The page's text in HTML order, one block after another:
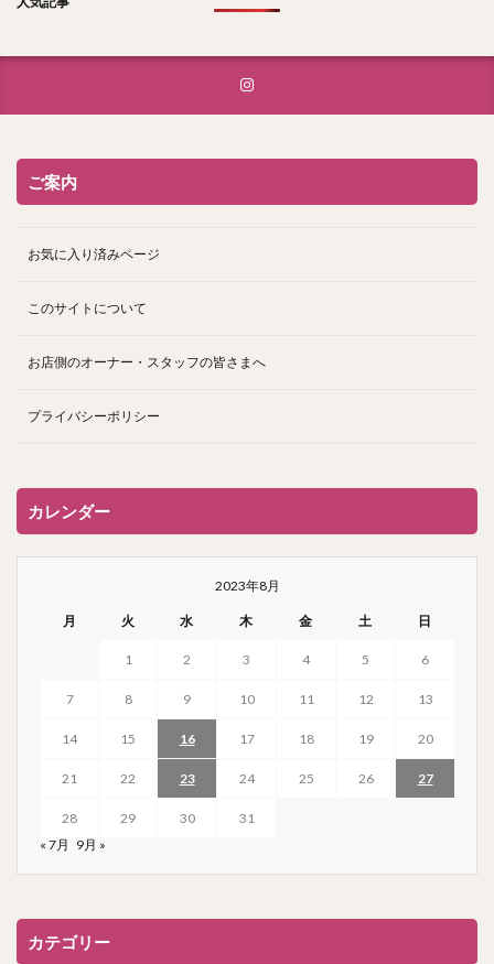
ご案内
お気に入り済みページ
このサイトについて
お店側のオーナー・スタッフの皆さまへ
プライバシーポリシー
カレンダー
2023年8月
月 火 水 木 金 土 日
1 2 3 4 5 6
7 8 9 10 11 12 13
14 15 16 17 18 19 20
21 22 23 24 25 26 27
28 29 30
31
« 7月 9月 »
カテゴリー